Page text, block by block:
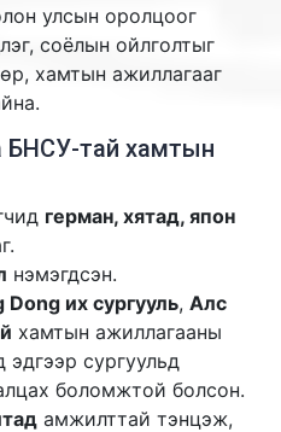
улсын оролцоог
соёлын ойлголтыг
хамтын ажиллагааг
БНСУ-тай хамтын
герман, хятад, япон
нэмэгдсэн.
Dong их сургууль, Алс
хамтын ажиллагааны
эдгээр сургуульд
боломжтой болсон.
амжилттай тэнцэж,